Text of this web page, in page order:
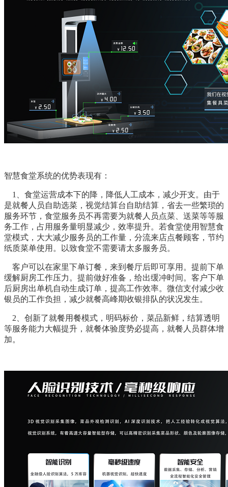
智慧食堂系统的优势表现有：
1、食堂运营成本下的降，降低人工成本，减少开支。由于
是就餐人员自助选菜，视觉结算台自助结算，省去一些繁琐的
服务环节，食堂服务员不再需要为就餐人员点菜、送菜等等服
务工作，占用服务量明显减少，效率提升。若食堂使用智慧食
堂模式，大大减少服务员的工作量，分流来店点餐顾客，节约
纸质菜单使用。以致食堂不需要请太多服务员。
客户可以在家里下单订餐，来到餐厅后即可享用。提前下单
缓解厨房工作压力。提前做好准备，给出缓冲时间。客户下单
后厨房出单机自动生成订单，提高工作效率。微信支付减少收
银员的工作负担，减少就餐高峰期收银排队的状况发生。
2、创新了就餐用餐模式，明码标价，菜品新鲜，结算透明
等服务能力大幅提升，就餐体验度势必提高，就餐人员群体增
加。